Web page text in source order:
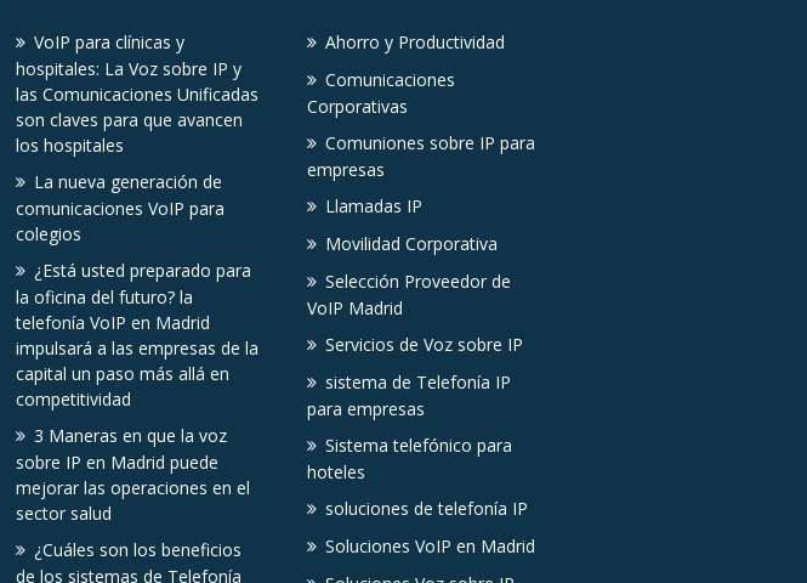
VoIP para clínicas y
hospitales: La Voz sobre IP y
las Comunicaciones Unificadas
son claves para que avancen
los hospitales
La nueva generación de
comunicaciones VoIP para
colegios
¿Está usted preparado para
la oficina del futuro? la
telefonía VoIP en Madrid
impulsará a las empresas de la
capital un paso más allá en
competitividad
3 Maneras en que la voz
sobre IP en Madrid puede
mejorar las operaciones en el
sector salud
¿Cuáles son los beneficios
de los sistemas de Telefonía
Ahorro y Productividad
Comunicaciones
Corporativas
Comuniones sobre IP para
empresas
Llamadas IP
Movilidad Corporativa
Selección Proveedor de
VoIP Madrid
Servicios de Voz sobre IP
sistema de Telefonía IP
para empresas
Sistema telefónico para
hoteles
soluciones de telefonía IP
Soluciones VoIP en Madrid